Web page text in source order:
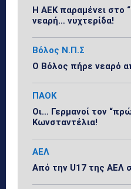
Η ΑΕΚ παραμένει στο
νεαρή… νυχτερίδα!
Βόλος Ν.Π.Σ
Ο Βόλος πήρε νεαρό
ΠΑΟΚ
Οι… Γερμανοί τον
Κωνσταντέλια!
ΑΕΛ
Από την U17 της ΑΕΛ